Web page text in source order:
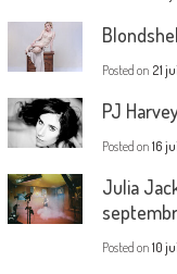
Posted on 21
PJ
Posted on 16
Julia
Posted on 10